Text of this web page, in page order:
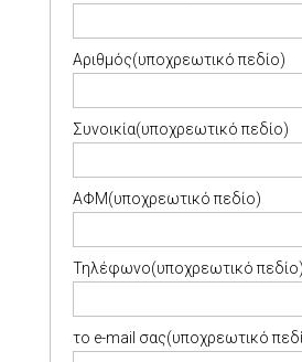
Αριθμός(υποχρεωτικό πεδίο)
Συνοικία(υποχρεωτικό πεδίο)
ΑΦΜ(υποχρεωτικό πεδίο)
Τηλέφωνο(υποχρεωτικό πεδίο)
το e-mail σας(υποχρεωτικό